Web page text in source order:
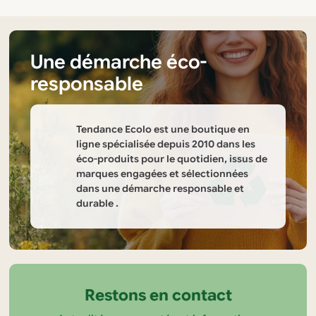
Informations
sur
boutique
Une démarche éco-
responsable
Tendance Ecolo est une boutique en
ligne spécialisée depuis 2010 dans les
éco-produits pour le quotidien, issus de
marques engagées et sélectionnées
dans une démarche responsable et
durable .
Restons en contact